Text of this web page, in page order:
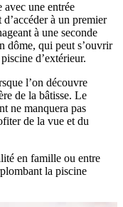
avec une entrée
à un premier
à une seconde
dôme, qui peut s’ouvrir
d’extérieur.
l’on découvre
de la bâtisse. Le
ne manquera pas
de la vue et du
en famille ou entre
la piscine